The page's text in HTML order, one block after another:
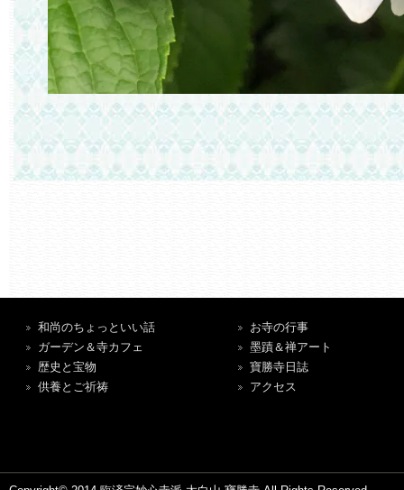
和尚のちょっといい話
ガーデン＆寺カフェ
歴史と宝物
供養とご祈祷
お寺の行事
墨蹟＆禅アート
寶勝寺日誌
アクセス